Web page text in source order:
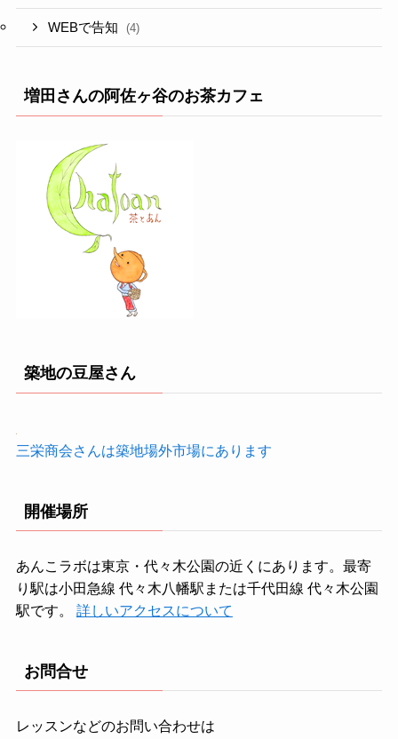
WEBで告知 (4)
増田さんの阿佐ヶ谷のお茶カフェ
築地の豆屋さん
三栄商会さんは築地場外市場にあります
開催場所
あんこラボは東京・代々木公園の近くにあります。最寄
り駅は小田急線 代々木八幡駅または千代田線 代々木公園
駅です。 詳しいアクセスについて
お問合せ
レッスンなどのお問い合わせは